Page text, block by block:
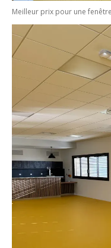
Meilleur prix pour une